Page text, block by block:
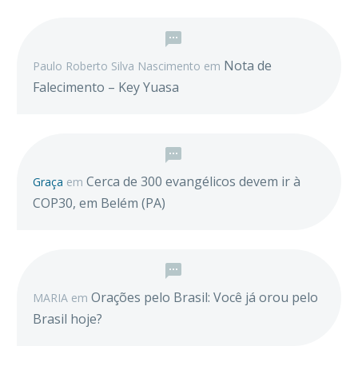
Paulo Roberto Silva Nascimento em Nota de
Falecimento – Key Yuasa
Graça em Cerca de 300 evangélicos devem ir à
COP30, em Belém (PA)
MARIA em Orações pelo Brasil: Você já orou pelo
Brasil hoje?